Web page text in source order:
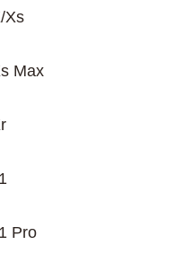
Xs
Max
Pro